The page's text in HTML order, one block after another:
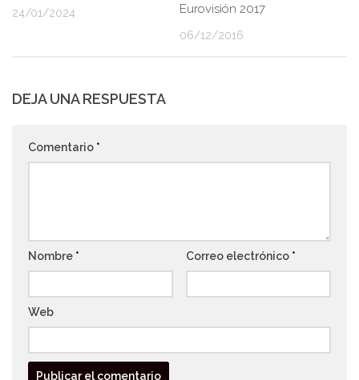
24/01/2024
Eurovisión 2017
06/12/2016
DEJA UNA RESPUESTA
Comentario *
Nombre * Correo electrónico *
Web